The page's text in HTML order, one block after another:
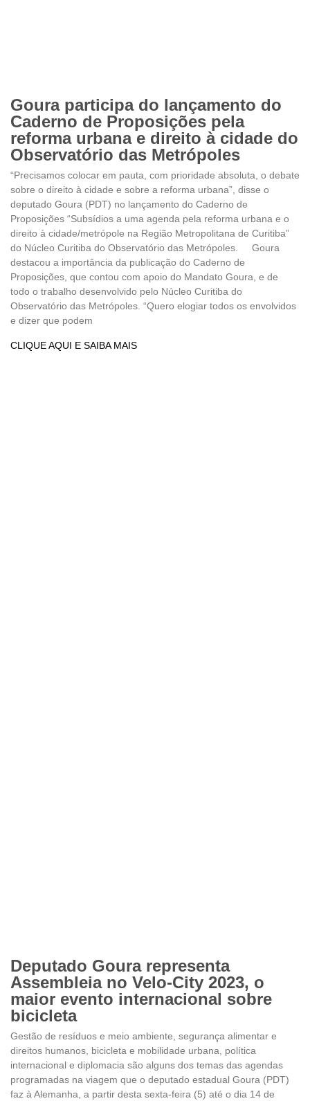
Goura participa do lançamento do
Caderno de Proposições pela
reforma urbana e direito à cidade do
Observatório das Metrópoles
“Precisamos colocar em pauta, com prioridade absoluta, o debate
sobre o direito à cidade e sobre a reforma urbana”, disse o
deputado Goura (PDT) no lançamento do Caderno de
Proposições “Subsídios a uma agenda pela reforma urbana e o
direito à cidade/metrópole na Região Metropolitana de Curitiba”
do Núcleo Curitiba do Observatório das Metrópoles. Goura
destacou a importância da publicação do Caderno de
Proposições, que contou com apoio do Mandato Goura, e de
todo o trabalho desenvolvido pelo Núcleo Curitiba do
Observatório das Metrópoles. “Quero elogiar todos os envolvidos
e dizer que podem
CLIQUE AQUI E SAIBA MAIS
Deputado Goura representa
Assembleia no Velo-City 2023, o
maior evento internacional sobre
bicicleta
Gestão de resíduos e meio ambiente, segurança alimentar e
direitos humanos, bicicleta e mobilidade urbana, política
internacional e diplomacia são alguns dos temas das agendas
programadas na viagem que o deputado estadual Goura (PDT)
faz à Alemanha, a partir desta sexta-feira (5) até o dia 14 de